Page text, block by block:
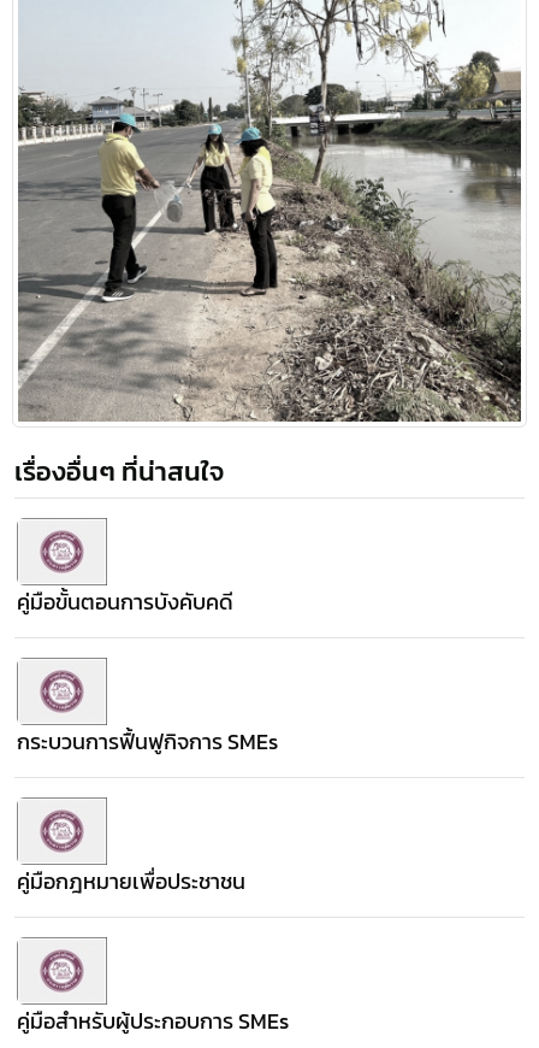
เรื่องอื่นๆ ที่น่าสนใจ
คู่มือขั้นตอนการบังคับคดี
กระบวนการฟื้นฟูกิจการ SMEs
คู่มือกฎหมายเพื่อประชาชน
คู่มือสำหรับผู้ประกอบการ SMEs